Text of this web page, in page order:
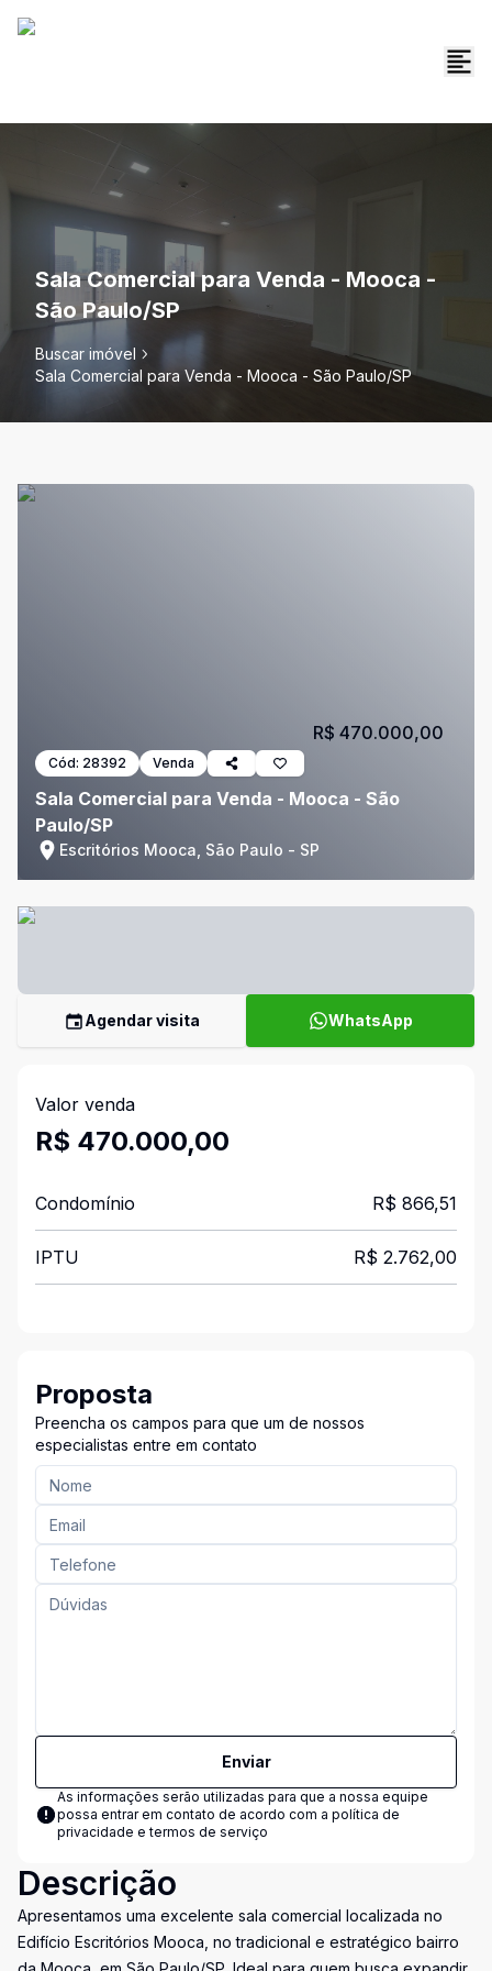
Sala Comercial para Venda - Mooca -
São Paulo/SP
Buscar imóvel
Sala Comercial para Venda - Mooca - São Paulo/SP
Cód: 28392 Venda
Sala Comercial para Venda - Mooca - São
Paulo/SP
Escritórios Mooca, São Paulo - SP
R$ 470.000,00
Agendar visita WhatsApp
Valor venda
R$ 470.000,00
Condomínio R$ 866,51
IPTU R$ 2.762,00
Proposta
Preencha os campos para que um de nossos
especialistas entre em contato
Enviar
As informações serão utilizadas para que a nossa equipe
possa entrar em contato de acordo com a política de
privacidade e termos de serviço
Descrição
Apresentamos uma excelente sala comercial localizada no
Edifício Escritórios Mooca, no tradicional e estratégico bairro